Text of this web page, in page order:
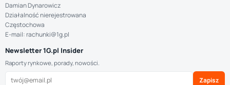
Damian Dynarowicz
Działalność nierejestrowana
Częstochowa
E-mail: rachunki@1g.pl
Newsletter 1G.pl Insider
Raporty rynkowe, porady, nowości.
Zapisz